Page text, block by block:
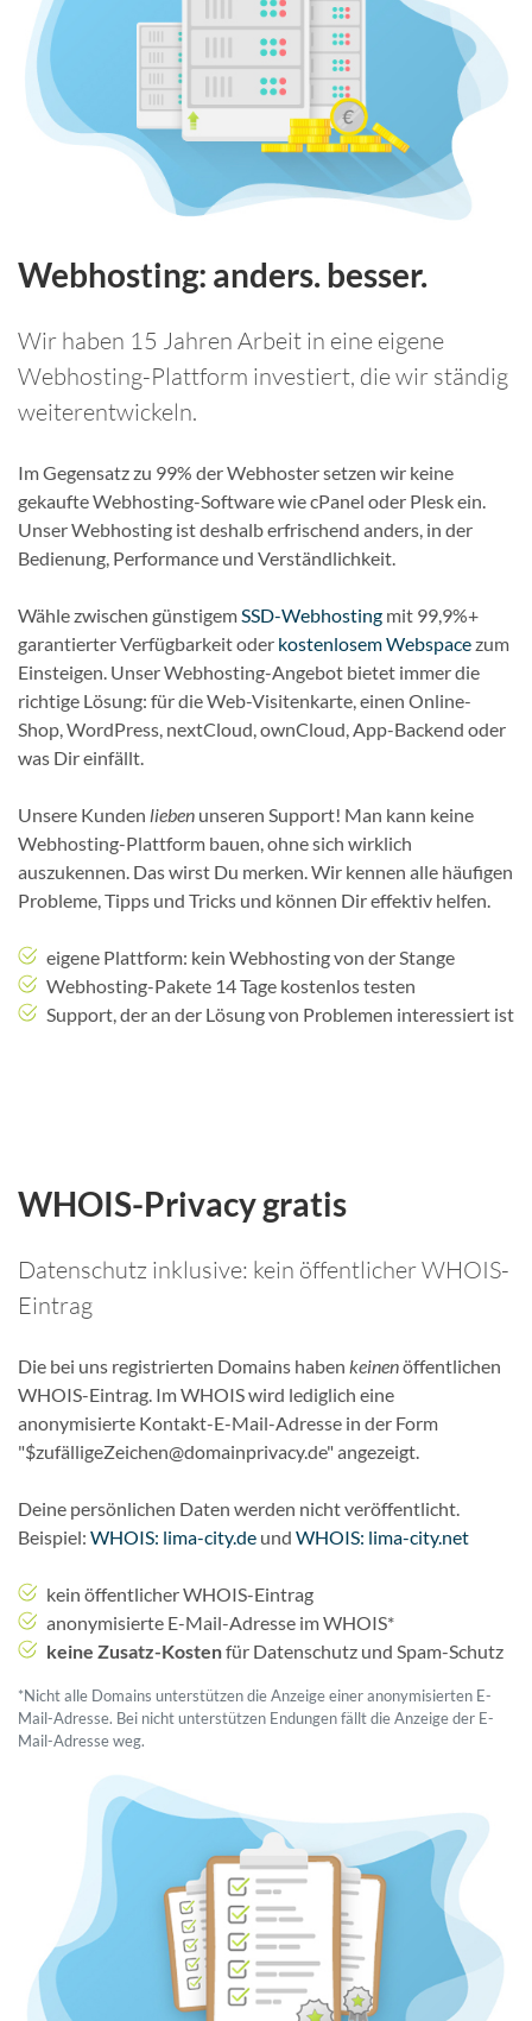
Webhosting: anders. besser.
Wir haben 15 Jahren Arbeit in eine eigene
Webhosting-Plattform investiert, die wir ständig
weiterentwickeln.
Im Gegensatz zu 99% der Webhoster setzen wir keine
gekaufte Webhosting-Software wie cPanel oder Plesk ein.
Unser Webhosting ist deshalb erfrischend anders, in der
Bedienung, Performance und Verständlichkeit.
Wähle zwischen günstigem SSD-Webhosting mit 99,9%+
garantierter Verfügbarkeit oder kostenlosem Webspacezum
Einsteigen. Unser Webhosting-Angebot bietet immer die
richtige Lösung: für die Web-Visitenkarte, einen Online-
Shop, WordPress, nextCloud, ownCloud, App-Backend oder
was Dir einfällt.
Unsere Kunden lieben unseren Support! Man kann keine
Webhosting-Plattform bauen, ohne sich wirklich
auszukennen. Das wirst Du merken. Wir kennen alle häufigen
Probleme, Tipps und Tricks und können Dir effektiv helfen.
eigene Plattform: kein Webhosting von der Stange
Webhosting-Pakete 14 Tage kostenlos testen
Support, der an der Lösung von Problemen interessiert ist
WHOIS-Privacy gratis
Datenschutz inklusive: kein öffentlicher WHOIS-
Eintrag
Die bei uns registrierten Domains haben keinenöffentlichen
WHOIS-Eintrag. Im WHOIS wird lediglich eine
anonymisierte Kontakt-E-Mail-Adresse in der Form
"$zufälligeZeichen@domainprivacy.de" angezeigt.
Deine persönlichen Daten werden nicht veröffentlicht.
Beispiel: WHOIS: lima-city.de und WHOIS: lima-city.net
kein öffentlicher WHOIS-Eintrag
anonymisierte E-Mail-Adresse im WHOIS*
keine Zusatz-Kostenfür Datenschutz und Spam-Schutz
*Nicht alle Domains unterstützen die Anzeige einer anonymisierten E-
Mail-Adresse. Bei nicht unterstützen Endungen fällt die Anzeige der E-
Mail-Adresse weg.